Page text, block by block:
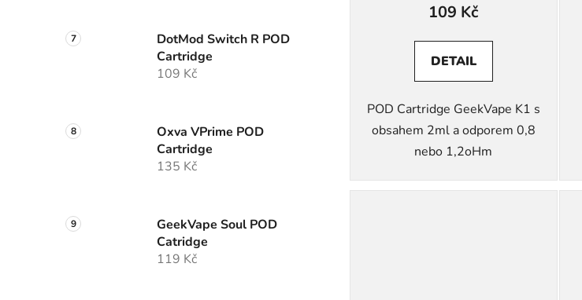
DotMod Switch R POD
Cartridge
109 Kč
Oxva VPrime POD
Cartridge
135 Kč
GeekVape Soul POD
Catridge
119 Kč
109 Kč
DETAIL
POD Cartridge GeekVape K1 s
obsahem 2ml a odporem 0,8
nebo 1,2oHm